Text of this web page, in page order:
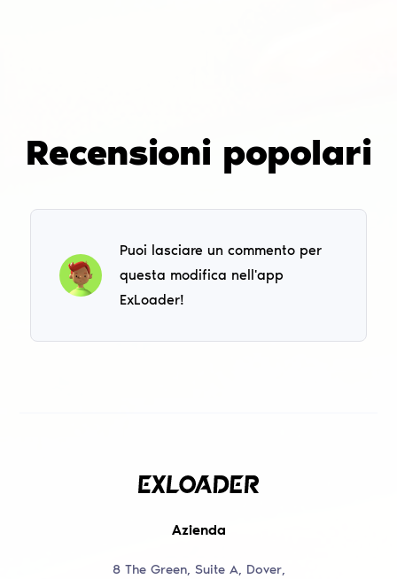
Recensioni popolari
Puoi lasciare un commento per
questa modifica nell'app
ExLoader!
Azienda
8 The Green, Suite A, Dover,